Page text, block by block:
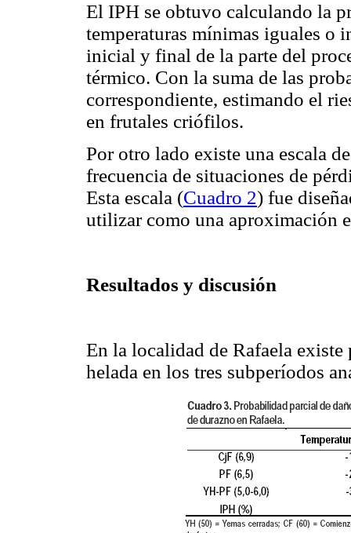
El IPH se obtuvo calculando la
temperaturas mínimas iguales o
inicial y final de la parte del
térmico. Con la suma de las
correspondiente, estimando el
en frutales criófilos.
Por otro lado existe una escala
frecuencia de situaciones de
Esta escala (Cuadro 2) fue
utilizar como una aproximación
Resultados y discusión
En la localidad de Rafaela
helada en los tres subperíodos